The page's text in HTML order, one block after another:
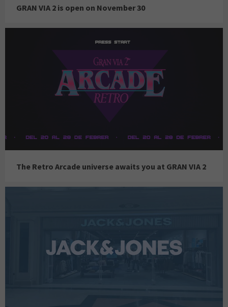
GRAN VIA 2 is open on November 30
The Retro Arcade universe awaits you at GRAN VIA 2